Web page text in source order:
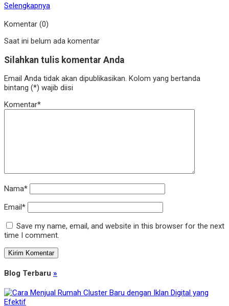
Selengkapnya
Komentar (0)
Saat ini belum ada komentar
Silahkan tulis komentar Anda
Email Anda tidak akan dipublikasikan. Kolom yang bertanda
bintang (*) wajib diisi
Komentar*
Nama*
Email*
Save my name, email, and website in this browser for the next
time I comment.
Blog Terbaru »